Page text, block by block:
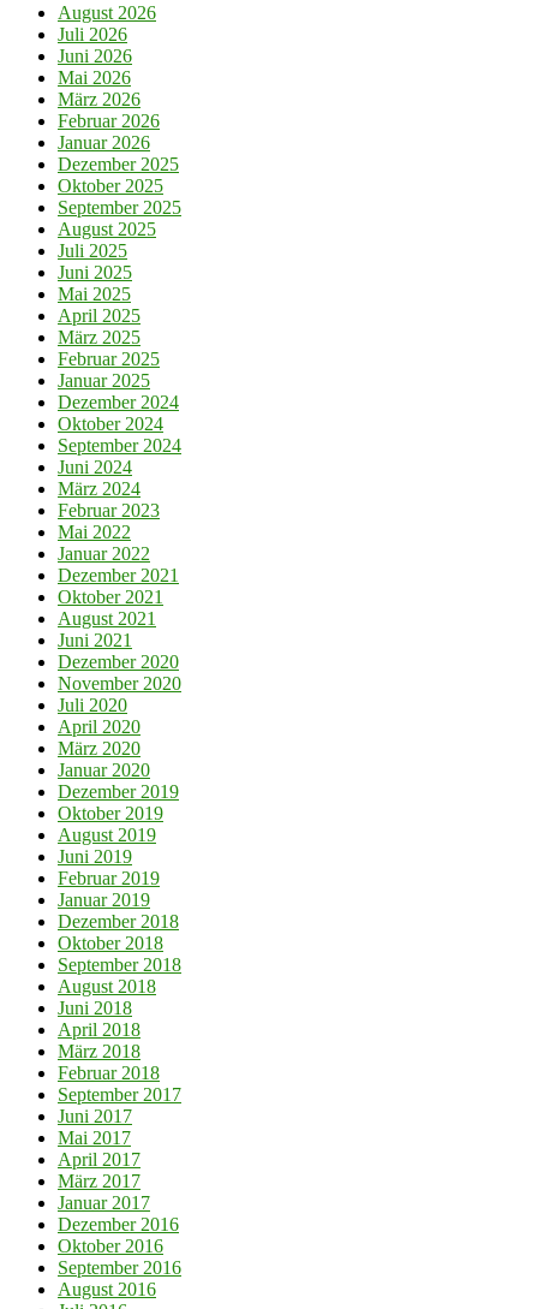
August 2026
Juli 2026
Juni 2026
Mai 2026
März 2026
Februar 2026
Januar 2026
Dezember 2025
Oktober 2025
September 2025
August 2025
Juli 2025
Juni 2025
Mai 2025
April 2025
März 2025
Februar 2025
Januar 2025
Dezember 2024
Oktober 2024
September 2024
Juni 2024
März 2024
Februar 2023
Mai 2022
Januar 2022
Dezember 2021
Oktober 2021
August 2021
Juni 2021
Dezember 2020
November 2020
Juli 2020
April 2020
März 2020
Januar 2020
Dezember 2019
Oktober 2019
August 2019
Juni 2019
Februar 2019
Januar 2019
Dezember 2018
Oktober 2018
September 2018
August 2018
Juni 2018
April 2018
März 2018
Februar 2018
September 2017
Juni 2017
Mai 2017
April 2017
März 2017
Januar 2017
Dezember 2016
Oktober 2016
September 2016
August 2016